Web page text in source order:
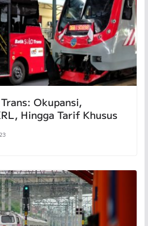
Okupansi,
Hingga Tarif Khusus